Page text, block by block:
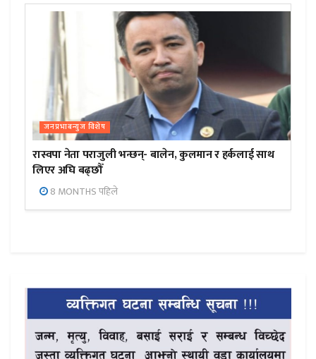
जनप्रभाबन्युज विशेष
रास्वपा नेता पराजुली भन्छन्- बालेन, कुलमान र हर्कलाई साथ
लिएर अघि बढ्छौँ
8 MONTHS पहिले